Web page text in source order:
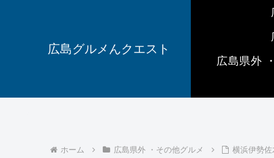
広島グルメんクエスト
広島県外
ホーム 広島県外 ・その他グルメ
横浜伊勢